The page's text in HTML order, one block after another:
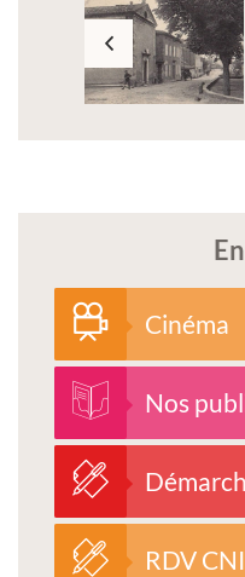
Cinéma
Nos
RDV